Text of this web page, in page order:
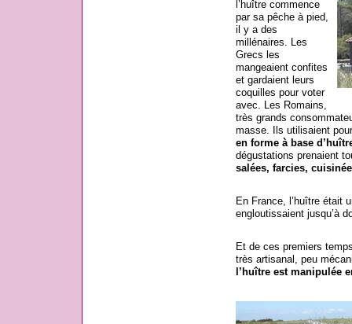
l’huître commence
par sa pêche à pied,
il y a des
millénaires. Les
Grecs les
mangeaient confites
et gardaient leurs
coquilles pour voter
avec. Les Romains,
très grands
masse. Ils utilisaient
en forme à base
dégustations prenaient
salées, farcies,
En France, l’huître était
engloutissaient jusqu’à
Et de ces premiers
très artisanal, peu
l’huître est manipulée